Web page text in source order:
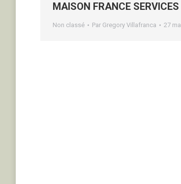
MAISON FRANCE SERVICES
Non classé Par Gregory Villafranca 27